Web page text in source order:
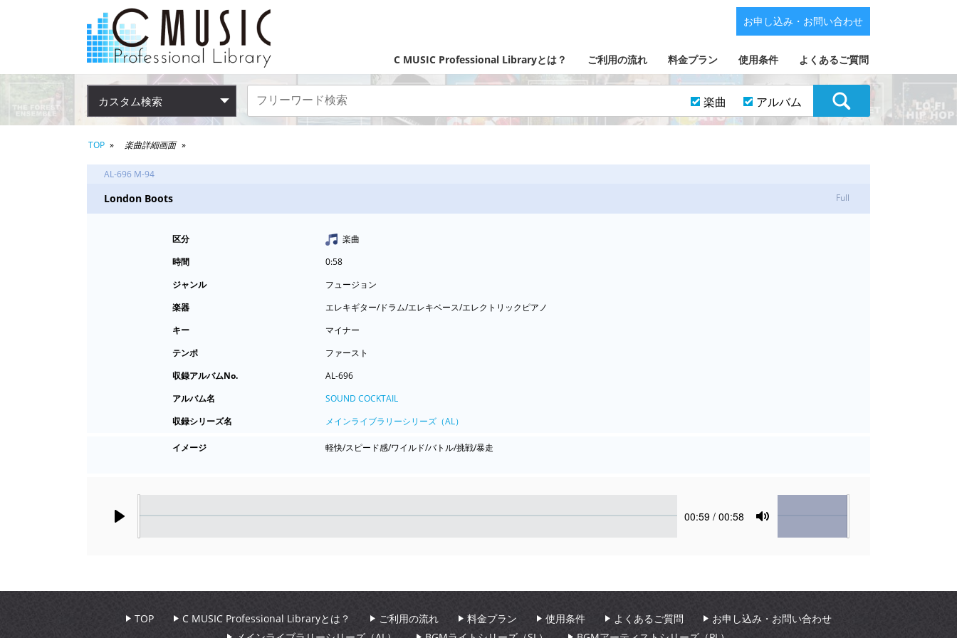
C MUSIC Professional Libraryとは？ ご利用の流れ 料金プラン 使用条件 よくあるご質問
お申し込み・お問い合わせ
カスタム検索 楽曲 アルバム
TOP 楽曲詳細画面
AL-696 M-94
London Boots Full
区分
楽曲
時間
0:58
ジャンル
フュージョン
楽器
エレキギター/ドラム/エレキベース/エレクトリックピアノ
キー
マイナー
テンポ
ファースト
収録アルバムNo.
AL-696
アルバム名
SOUND COCKTAIL
収録シリーズ名
メインライブラリーシリーズ（AL）
イメージ 軽快/スピード感/ワイルド/バトル/挑戦/暴走
Current
00:59 / 00:58
Mute
Volume
TOP C MUSIC Professional Libraryとは？ ご利用の流れ 料金プラン 使用条件 よくあるご質問
お申し込み・お問い合わせ